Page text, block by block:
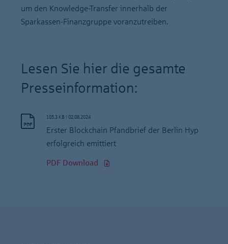
um den Knowledge-Transfer innerhalb der
Sparkassen-Finanzgruppe voranzutreiben.
Lesen Sie hier die gesamte
Presseinformation:
105.3 KB | 02.08.2024
Erster Blockchain Pfandbrief der Berlin Hyp
erfolgreich emittiert
PDF Download